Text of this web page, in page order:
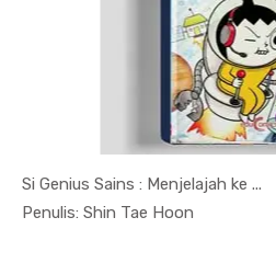
Si Genius Sains : Menjelajah ke ...
Penulis: Shin Tae HoonIn Ilmu Pe...